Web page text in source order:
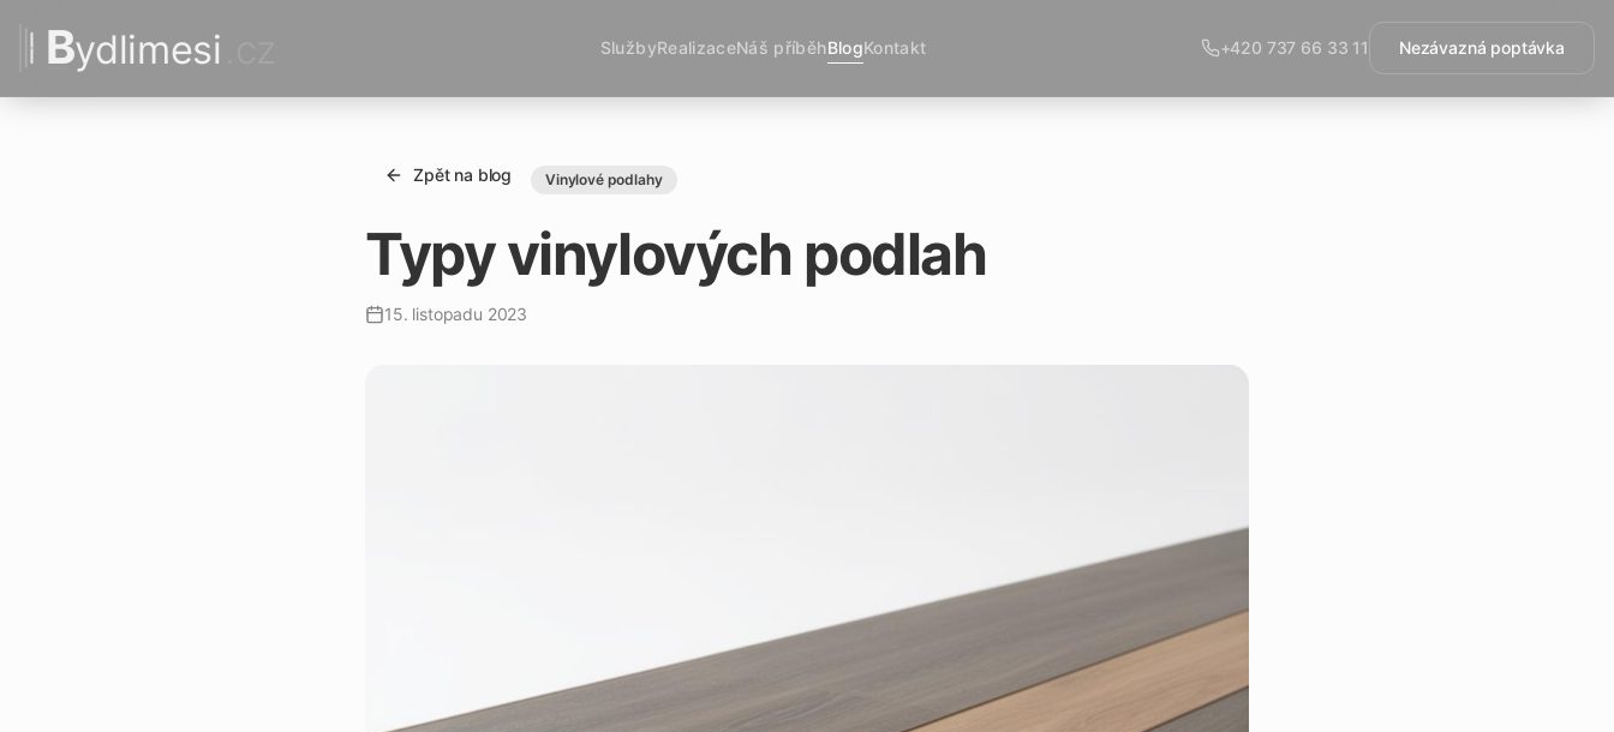
Bydlimesi SlužbyRealizaceNáš příběhBlogKontakt +420 737 66 33 11 Nezávazná poptávka
Zpět na blog Vinylové podlahy
Typy vinylových podlah
15. listopadu 2023